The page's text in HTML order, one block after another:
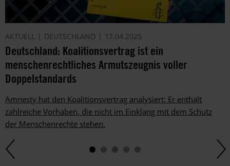
AKTUELL DEUTSCHLAND 17.04.2025
Deutschland: Koalitionsvertrag ist ein
menschenrechtliches Armutszeugnis voller
Doppelstandards
Amnesty hat den Koalitionsvertrag analysiert: Er enthält
zahlreiche Vorhaben, die nicht im Einklang mit dem Schutz
der Menschenrechte stehen.